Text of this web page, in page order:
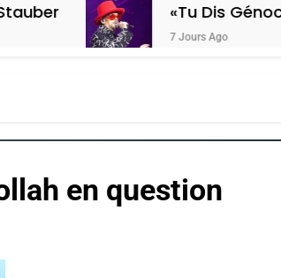
«Tu Dis Génocide, Je
7 Jours Ago
en question